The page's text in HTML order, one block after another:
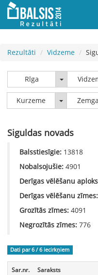
Rezultāti Vidzeme
Rīga Rīga
Kurzeme Kurzeme
Siguldas novads
Balsstiesīgie: 13818
Nobalsojušie: 4901
Derīgas vēlēšanu
Derīgas vēlēšanu zīmes:
Grozītās zīmes: 4091
Negrozītās zīmes: 776
Dati par 6 / 6 iecirkņiem
Sar.nr. Saraksts